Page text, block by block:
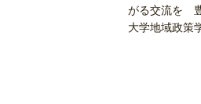
がる交流を
大学地域政策